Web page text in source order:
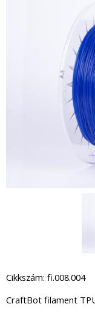
Cikkszám: fi.008.004
CraftBot filament